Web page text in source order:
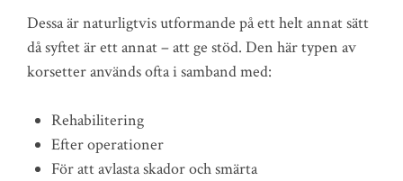
Dessa är naturligtvis utformande på ett helt annat sätt
då syftet är ett annat – att ge stöd. Den här typen av
korsetter används ofta i samband med:
Rehabilitering
Efter operationer
För att avlasta skador och smärta